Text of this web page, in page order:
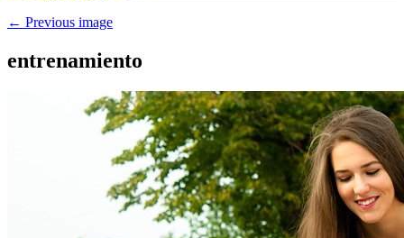
← Previous image
entrenamiento